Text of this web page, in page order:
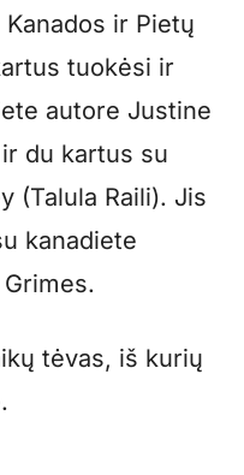
ir Pietų
tuokėsi ir
autore Justine
du kartus su
(Talula Raili). Jis
kanadiete
tėvas, iš kurių